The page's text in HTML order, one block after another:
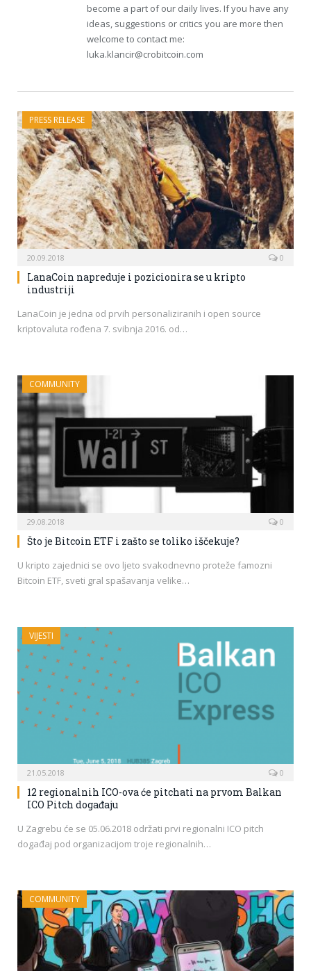
become a part of our daily lives. If you have any
ideas, suggestions or critics you are more then
welcome to contact me:
luka.klancir@crobitcoin.com
PRESS RELEASE
20.09.2018 0
LanaCoin napreduje i pozicionira se u kripto
industriji
LanaCoin je jedna od prvih personaliziranih i open source
kriptovaluta rođena 7. svibnja 2016. od…
COMMUNITY
29.08.2018 0
Što je Bitcoin ETF i zašto se toliko iščekuje?
U kripto zajednici se ovo ljeto svakodnevno proteže famozni
Bitcoin ETF, sveti gral spašavanja velike…
VIJESTI
21.05.2018 0
12 regionalnih ICO-ova će pitchati na prvom Balkan
ICO Pitch događaju
U Zagrebu će se 05.06.2018 održati prvi regionalni ICO pitch
događaj pod organizacijom troje regionalnih…
COMMUNITY